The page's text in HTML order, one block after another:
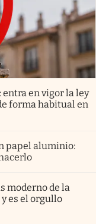
en vigor la ley
forma habitual en
papel aluminio:
moderno de la
es el orgullo